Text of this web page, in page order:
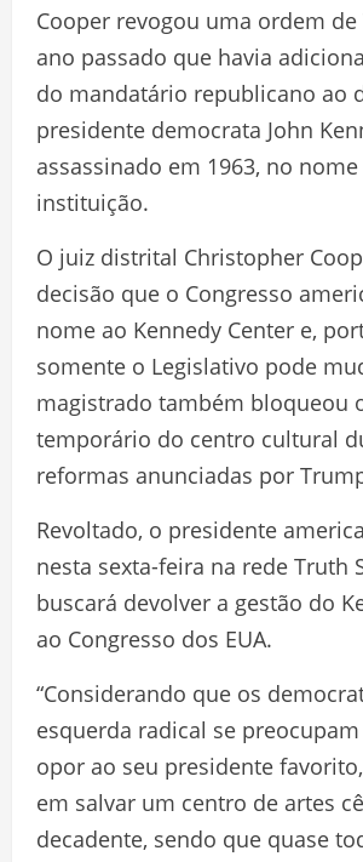
Cooper revogou uma ordem
ano passado que havia
do mandatário republicano ao
presidente democrata John
assassinado em 1963, no nome
instituição.
O juiz distrital Christopher
decisão que o Congresso
nome ao Kennedy Center e,
somente o Legislativo pode
magistrado também bloqueou
temporário do centro cultural
reformas anunciadas por
Revoltado, o presidente
nesta sexta-feira na rede Truth
buscará devolver a gestão do
ao Congresso dos EUA.
“Considerando que os
esquerda radical se
opor ao seu presidente
em salvar um centro de artes
decadente, sendo que quase